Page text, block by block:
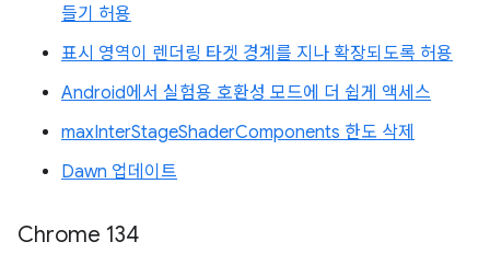
들기 허용
표시 영역이 렌더링 타겟 경계를 지나 확장되도록 허용
Android에서 실험용 호환성 모드에 더 쉽게 액세스
maxInterStageShaderComponents 한도 삭제
Dawn 업데이트
Chrome 134